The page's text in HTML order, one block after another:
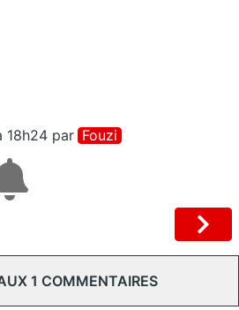
18h24 par Fouzi
1 COMMENTAIRES